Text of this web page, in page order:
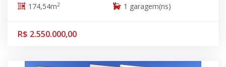
174,54m2 1 garagem(ns)
R$ 2.550.000,00